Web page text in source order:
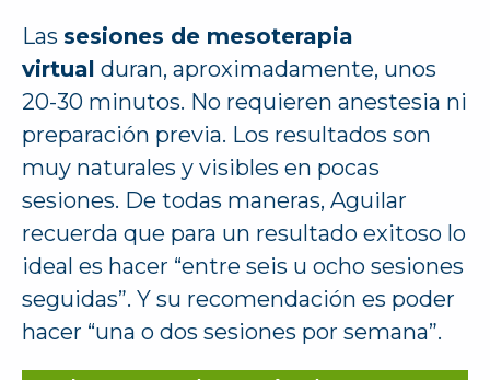
Las sesiones de mesoterapia
virtual duran, aproximadamente, unos
20-30 minutos. No requieren anestesia ni
preparación previa. Los resultados son
muy naturales y visibles en pocas
sesiones. De todas maneras, Aguilar
recuerda que para un resultado exitoso lo
ideal es hacer “entre seis u ocho sesiones
seguidas”. Y su recomendación es poder
hacer “una o dos sesiones por semana”.